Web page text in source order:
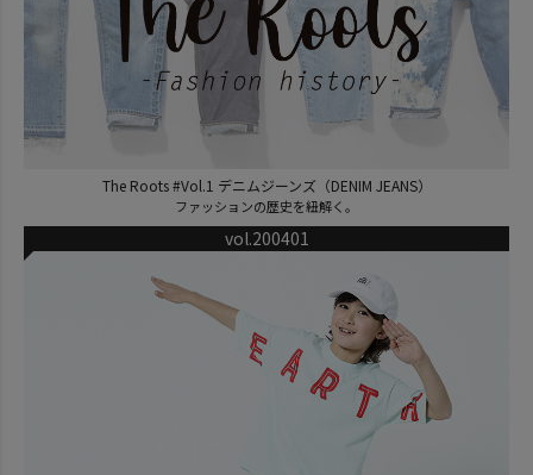
The Roots #Vol.1 デニムジーンズ（DENIM JEANS）
ファッションの歴史を紐解く。
vol.200401